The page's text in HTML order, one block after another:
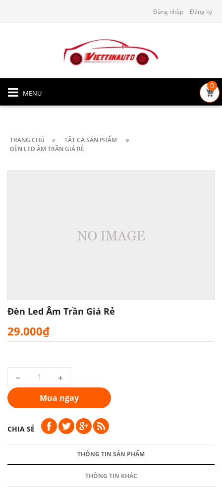
Đăng nhập Đăng ký
MENU
0
TRANG CHỦ
TẤT CẢ SẢN PHẨM
ĐÈN LED ÂM TRẦN GIÁ RẺ
Đèn Led Âm Trần Giá Rẻ
29.000₫
Mua ngay
CHIA SẺ
THÔNG TIN SẢN PHẨM
THÔNG TIN KHÁC